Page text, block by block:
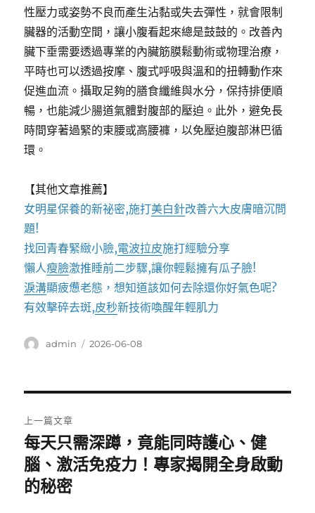
性壓力或姿勢不良而產生沾黏或失去彈性，就會限制
臟器的活動空間，讓小腹看起來總是鼓鼓的。改善內
臟下垂需要透過專業的內臟筋膜鬆動術或物理治療，
平時也可以透過按摩、腹式呼吸與溫和的扭轉動作來
促進血流。攝取足夠的膳食纖維與水分，保持排便順
暢，也能減少腸道氣體對腹部的壓迫。此外，避免長
時間穿著過緊的束腰或高腰褲，以免壓迫腹部淋巴循
環。
【其他文章推薦】
女明星保養的新祕密,施打美白針改善六大皮膚暗沉問
題!
找回青春緊緻小臉,電波拉皮施打經驗分享
懶人瘦臉激推睡前二步驟,讓你輕鬆擁有瓜子臉!
淚溝顯疲憊老態，想知道該如何去除還你好氣色呢?
有效擊碎去斑,皮秒新技術喚醒年輕肌力
作
admin
發
2026-06-08
章
導
覽
上一篇文章
上
一
篇
每天只需深蹲，竟能同時護心、健
腦、激活免疫力！專家揭開全身啟動
的秘密